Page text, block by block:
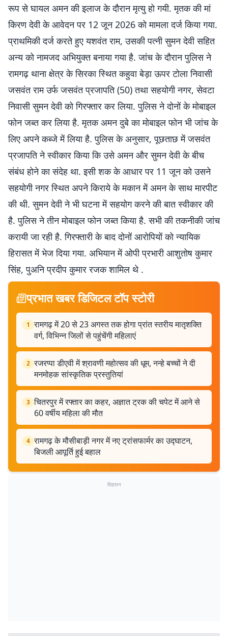
रूप से घायल अमन की इलाज के दौरान मृत्यु हो गयी. मृतक की मां
किरण देवी के आवेदन पर 12 जून 2026 को मामला दर्ज किया गया.
प्राथमिकी दर्ज करते हुए यशवंत राम, उसकी पत्नी सुमन देवी सहित
अन्य को नामजद अभियुक्त बनाया गया है. जांच के दौरान पुलिस ने
रामगढ़ थाना क्षेत्र के सिरका स्थित कहुवा बेड़ा ऊपर टोला निवासी
जसवंत राम उर्फ जसवंत प्रजापति (50) तथा सहयोगी नगर, सेवटा
निवासी सुमन देवी को गिरफ्तार कर लिया. पुलिस ने दोनों के मोबाइल
फोन जब्त कर लिया है. मृतक अमन दुबे का मोबाइल फोन भी जांच के
लिए अपने कब्जे में लिया है. पुलिस के अनुसार, पूछताछ में जसवंत
प्रजापति ने स्वीकार किया कि उसे अमन और सुमन देवी के बीच
संबंध होने का संदेह था. इसी शक के आधार पर 11 जून को उसने
सहयोगी नगर स्थित अपने किराये के मकान में अमन के साथ मारपीट
की थी. सुमन देवी ने भी घटना में सहयोग करने की बात स्वीकार की
है. पुलिस ने तीन मोबाइल फोन जब्त किया है. सभी की तकनीकी जांच
करायी जा रही है. गिरफ्तारी के बाद दोनों आरोपियों को न्यायिक
हिरासत में भेज दिया गया. अभियान में ओपी प्रभारी आशुतोष कुमार
सिंह, पुअनि प्रदीप कुमार रजक शामिल थे .
प्रभात खबर डिजिटल टॉप स्टोरी
1 रामगढ़ में 20 से 23 अगस्त तक होगा प्रांत स्तरीय मातृशक्ति
वर्ग, विभिन्न जिलों से पहुंचेंगी महिलाएं
2 रजरप्पा डीएवी में श्रावणी महोत्सव की धूम, नन्हे बच्चों ने दी
मनमोहक सांस्कृतिक प्रस्तुतियां
3 चितरपुर में रफ्तार का कहर, अज्ञात ट्रक की चपेट में आने से
60 वर्षीय महिला की मौत
4 रामगढ़ के मौसीबाड़ी नगर में नए ट्रांसफार्मर का उद्घाटन,
बिजली आपूर्ति हुई बहाल
विज्ञापन